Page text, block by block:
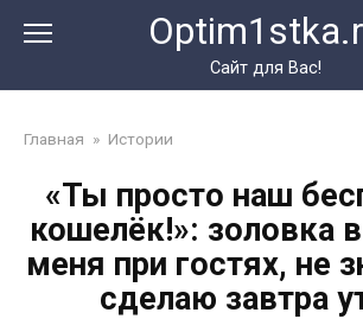
Сайт для Вас!
Главная » Истории
«Ты просто наш
кошелёк!»: золовка
меня при гостях, не
сделаю завтра